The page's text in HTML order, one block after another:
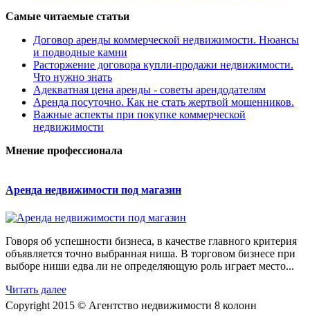
Самые читаемые статьи
Договор аренды коммерческой недвижимости. Нюансы
и подводные камни
Расторжение договора купли-продажи недвижимости.
Что нужно знать
Адекватная цена аренды - советы арендодателям
Аренда посуточно. Как не стать жертвой мошенников.
Важные аспекты при покупке коммерческой
недвижимости
Мнение профессионала
Аренда недвижимости под магазин
Говоря об успешности бизнеса, в качестве главного критерия
объявляется точно выбранная ниша. В торговом бизнесе при
выборе ниши едва ли не определяющую роль играет место...
Читать далее
Copyright 2015 © Агентство недвижимости 8 колонн